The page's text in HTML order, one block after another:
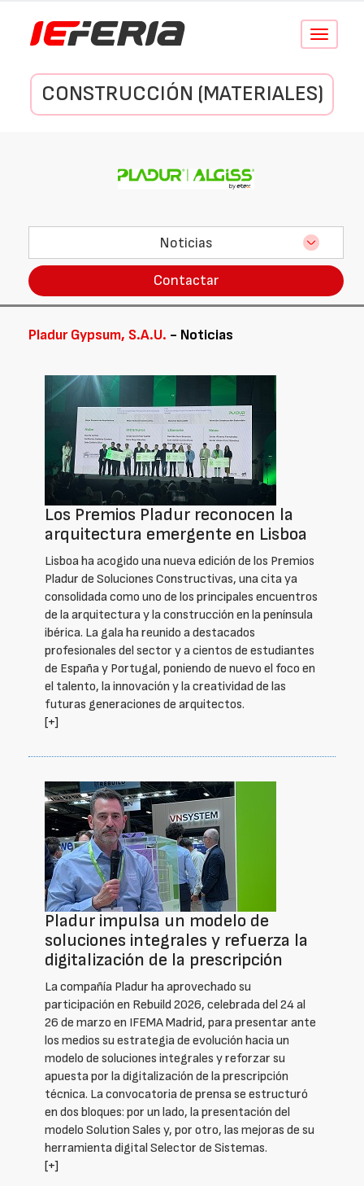
Conmutar
CONSTRUCCIÓN (MATERIALES)
Noticias
Contactar
Pladur Gypsum, S.A.U. - Noticias
Los Premios Pladur reconocen la
arquitectura emergente en Lisboa
Lisboa ha acogido una nueva edición de los Premios
Pladur de Soluciones Constructivas, una cita ya
consolidada como uno de los principales encuentros
de la arquitectura y la construcción en la península
ibérica. La gala ha reunido a destacados
profesionales del sector y a cientos de estudiantes
de España y Portugal, poniendo de nuevo el foco en
el talento, la innovación y la creatividad de las
futuras generaciones de arquitectos.
[+]
Pladur impulsa un modelo de
soluciones integrales y refuerza la
digitalización de la prescripción
La compañía Pladur ha aprovechado su
participación en Rebuild 2026, celebrada del 24 al
26 de marzo en IFEMA Madrid, para presentar ante
los medios su estrategia de evolución hacia un
modelo de soluciones integrales y reforzar su
apuesta por la digitalización de la prescripción
técnica. La convocatoria de prensa se estructuró
en dos bloques: por un lado, la presentación del
modelo Solution Sales y, por otro, las mejoras de su
herramienta digital Selector de Sistemas.
[+]